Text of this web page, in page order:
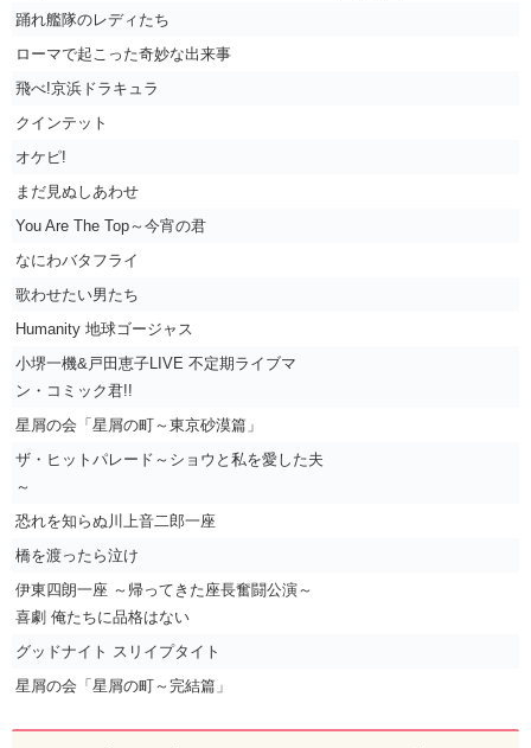
踊れ艦隊のレディたち
ローマで起こった奇妙な出来事
飛べ!京浜ドラキュラ
クインテット
オケピ!
まだ見ぬしあわせ
You Are The Top～今宵の君
なにわバタフライ
歌わせたい男たち
Humanity 地球ゴージャス
小堺一機&戸田恵子LIVE 不定期ライブマ
ン・コミック君!!
星屑の会「星屑の町～東京砂漠篇」
ザ・ヒットパレード～ショウと私を愛した夫
～
恐れを知らぬ川上音二郎一座
橋を渡ったら泣け
伊東四朗一座 ～帰ってきた座長奮闘公演～
喜劇 俺たちに品格はない
グッドナイト スリイプタイト
星屑の会「星屑の町～完結篇」